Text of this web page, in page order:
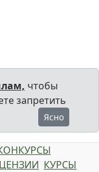
чтобы
запретить
Ясно
КУРСЫ